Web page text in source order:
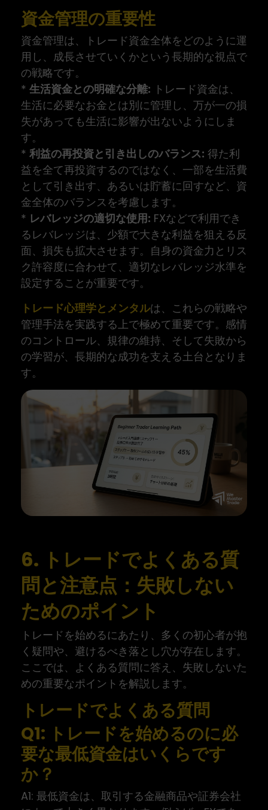
資金管理の重要性
資金管理は、トレード資金全体をどのように運
用し、成長させていくかという長期的な視点で
の戦略です。
* 生活資金との明確な分離: トレード資金は、
生活に必要なお金とは別に管理し、万が一の損
失があっても生活に影響が出ないようにしま
す。
* 利益の再投資と引き出しのバランス: 得た利
益を全て再投資するのではなく、一部を生活費
として引き出す、あるいは貯蓄に回すなど、資
金全体のバランスを考慮します。
* レバレッジの適切な使用: FXなどで利用でき
るレバレッジは、少額で大きな利益を狙える反
面、損失も拡大させます。自身の資金力とリス
ク許容度に合わせて、適切なレバレッジ水準を
設定することが重要です。
トレード心理学とメンタルは、これらの戦略や
管理手法を実践する上で極めて重要です。感情
のコントロール、規律の維持、そして失敗から
の学習が、長期的な成功を支える土台となりま
す。
6. トレードでよくある質
問と注意点：失敗しない
ためのポイント
トレードを始めるにあたり、多くの初心者が抱
く疑問や、避けるべき落とし穴が存在します。
ここでは、よくある質問に答え、失敗しないた
めの重要なポイントを解説します。
トレードでよくある質問
Q1: トレードを始めるのに必
要な最低資金はいくらです
か？
A1: 最低資金は、取引する金融商品や証券会社